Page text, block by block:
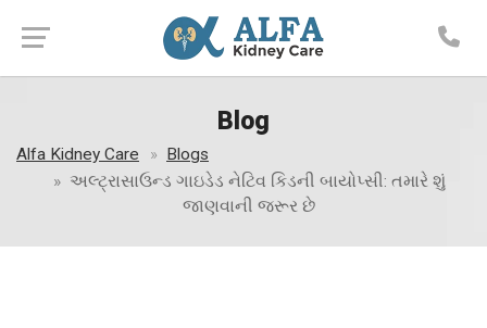
Blog
Alfa Kidney Care
Blogs
અલ્ટ્રાસાઉન્ડ ગાઇડેડ નેટિવ કિડની બાયોપ્સી: તમારે શું
જાણવાની જરૂર છે